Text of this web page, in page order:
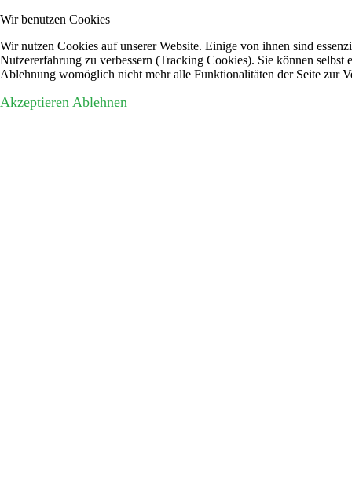
Wir benutzen Cookies
Wir nutzen Cookies auf unserer Website. Einige von ihnen sind
Nutzererfahrung zu verbessern (Tracking Cookies). Sie können selbst
Ablehnung womöglich nicht mehr alle Funktionalitäten der Seite zur
Akzeptieren Ablehnen